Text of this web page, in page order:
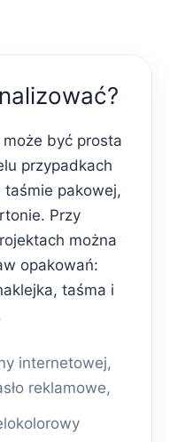
być prosta
przypadkach
pakowej,
Przy
można
opakowań:
taśma i
internetowej,
reklamowe,